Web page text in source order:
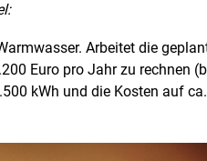
Arbeitet die
Euro pro Jahr zu rechnen
kWh und die Kosten auf